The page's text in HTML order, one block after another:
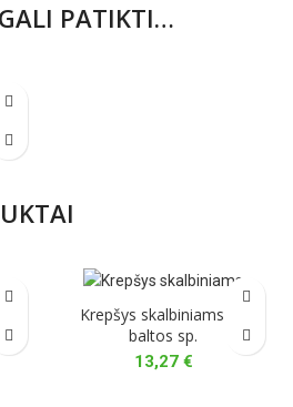
PATIKTI…
Krepšys skalbiniams 40
baltos sp.
13,27 €